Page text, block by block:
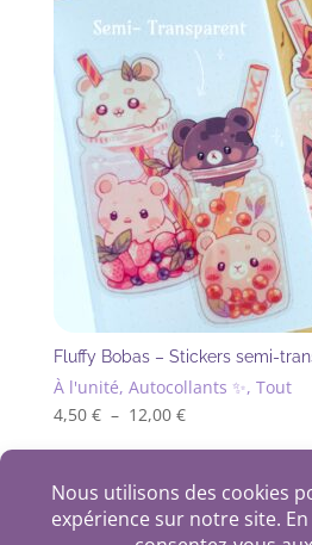
Fluffy Bobas – Stickers semi-
À l'unité, Autocollants ✨, Tout
4,50 € – 12,00 €Plage
4,50 €
à
+
a
plusieurs